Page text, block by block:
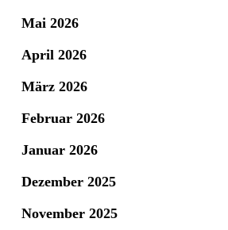
Mai 2026
April 2026
März 2026
Februar 2026
Januar 2026
Dezember 2025
November 2025